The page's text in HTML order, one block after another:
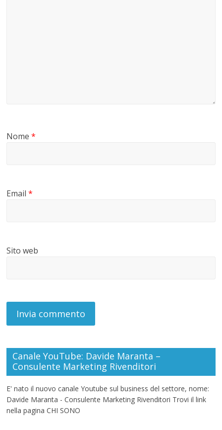
Nome*
Email*
Sito web
Canale YouTube: Davide Maranta –
Consulente Marketing Rivenditori
E' nato il nuovo canale Youtube sul business del settore, nome:
Davide Maranta - Consulente Marketing Rivenditori Trovi il link
nella pagina CHI SONO